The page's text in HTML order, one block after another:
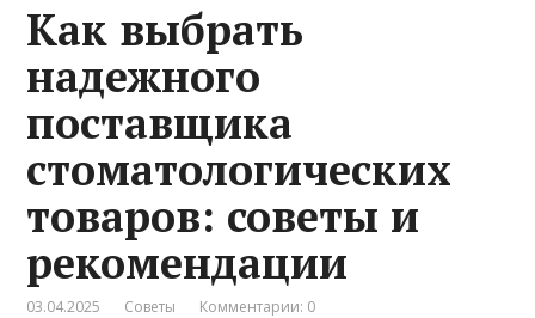
Как выбрать
надежного
поставщика
стоматологических
товаров: советы и
рекомендации
03.04.2025 Советы Комментарии: 0